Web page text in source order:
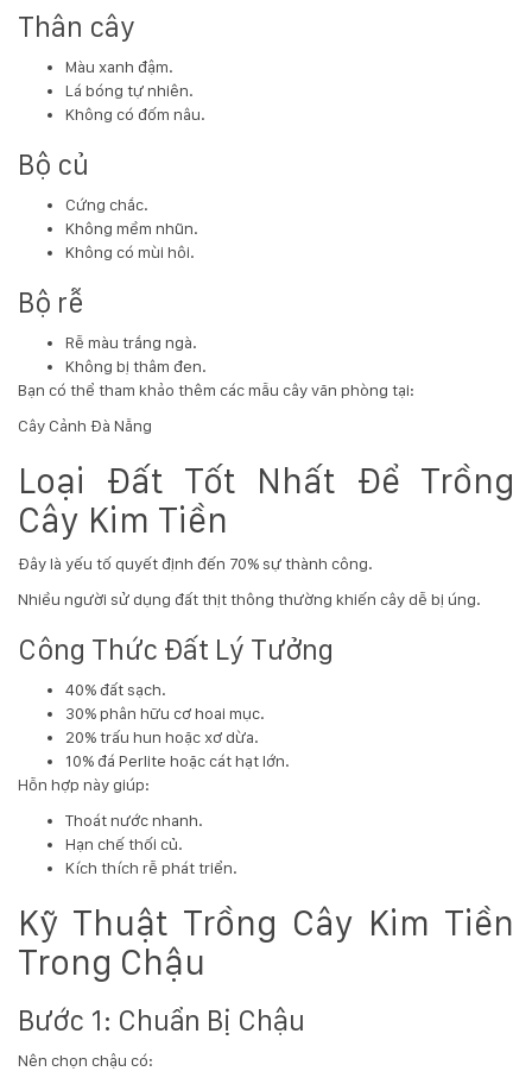
Võ
Công
-
Nẵng
Thân cây
Màu xanh đậm.
Lá bóng tự nhiên.
Không có đốm nâu.
Bộ củ
Cứng chắc.
Không mềm nhũn.
Không có mùi hôi.
Bộ rễ
Rễ màu trắng ngà.
Không bị thâm đen.
Bạn có thể tham khảo thêm các mẫu cây văn phòng tại:
Cây Cảnh Đà Nẵng
Loại Đất Tốt Nhất Để Trồng
Cây Kim Tiền
Đây là yếu tố quyết định đến 70% sự thành công.
Nhiều người sử dụng đất thịt thông thường khiến cây dễ bị úng.
Công Thức Đất Lý Tưởng
40% đất sạch.
30% phân hữu cơ hoai mục.
20% trấu hun hoặc xơ dừa.
10% đá Perlite hoặc cát hạt lớn.
Hỗn hợp này giúp:
Thoát nước nhanh.
Hạn chế thối củ.
Kích thích rễ phát triển.
Kỹ Thuật Trồng Cây Kim Tiền
Trong Chậu
Bước 1: Chuẩn Bị Chậu
Nên chọn chậu có: